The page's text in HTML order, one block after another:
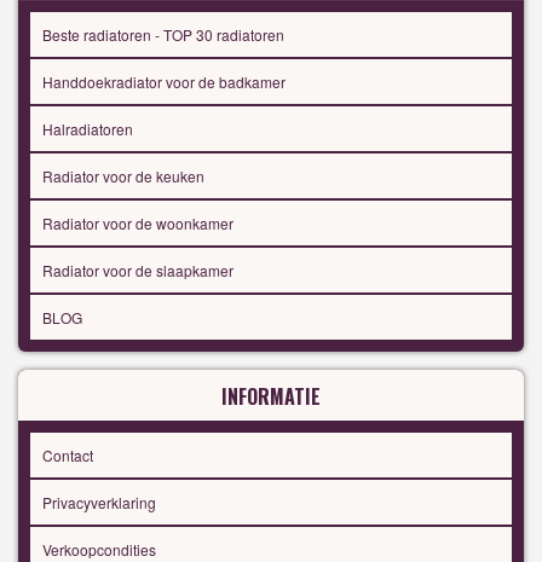
Beste radiatoren - TOP 30 radiatoren
Handdoekradiator voor de badkamer
Halradiatoren
Radiator voor de keuken
Radiator voor de woonkamer
Radiator voor de slaapkamer
BLOG
INFORMATIE
Contact
Privacyverklaring
Verkoopcondities